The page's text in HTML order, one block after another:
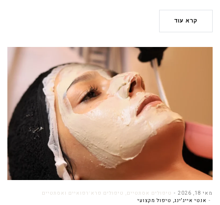
קרא עוד
מאי 18, 2026 טיפולים אסתטיים, טיפולים פרא־רפואיים ואסתטיים
אנטי אייג'ינג, טיפול מקצועי